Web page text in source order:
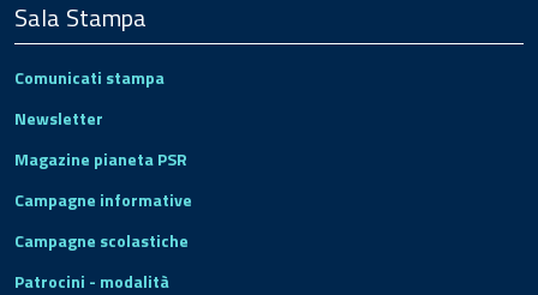
Sala Stampa
Comunicati stampa
Newsletter
Magazine pianeta PSR
Campagne informative
Campagne scolastiche
Patrocini - modalità